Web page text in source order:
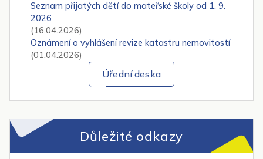
Seznam přijatých dětí do mateřské školy od 1. 9.
2026
(16.04.2026)
Oznámení o vyhlášení revize katastru nemovitostí
(01.04.2026)
Úřední deska
Důležité odkazy